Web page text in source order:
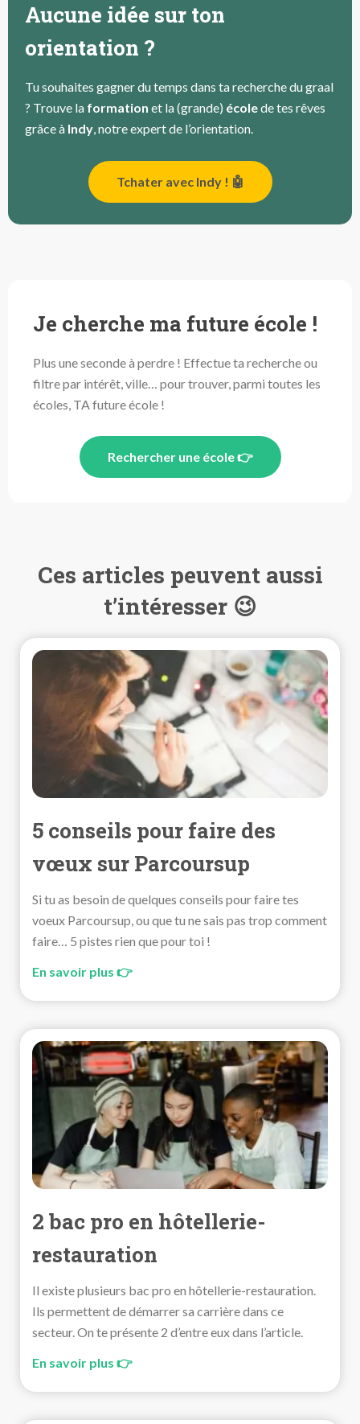
Aucune idée sur ton
orientation ?
Tu souhaites gagner du temps dans ta recherche du graal
? Trouve la formation et la (grande) écolede tes rêves
grâce à Indy, notre expert de l’orientation.
Tchater avec Indy ! 🤖
Je cherche ma future école !
Plus une seconde à perdre ! Effectue ta recherche ou
filtre par intérêt, ville… pour trouver, parmi toutes les
écoles, TA future école !
Rechercher une école 👉
Ces articles peuvent aussi
t’intéresser 😉
5 conseils pour faire des
vœux sur Parcoursup
Si tu as besoin de quelques conseils pour faire tes
voeux Parcoursup, ou que tu ne sais pas trop comment
faire… 5 pistes rien que pour toi !
En savoir plus 👉
2 bac pro en hôtellerie-
restauration
Il existe plusieurs bac pro en hôtellerie-restauration.
Ils permettent de démarrer sa carrière dans ce
secteur. On te présente 2 d’entre eux dans l’article.
En savoir plus 👉